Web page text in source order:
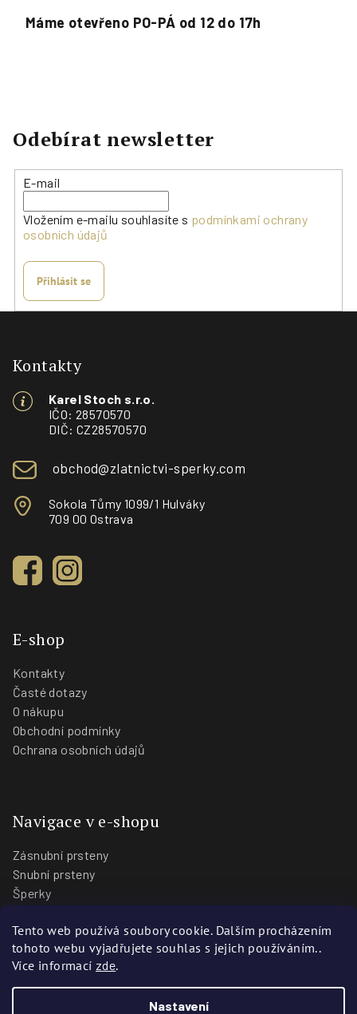
Tento web používá soubory cookie. Dalším procházením
tohoto webu vyjadřujete souhlas s jejich používáním..
Více informací zde.
Nastavení
Máme otevřeno PO-PÁ od 12 do 17h
Odebírat newsletter
E-mail
Vložením e-mailu souhlasíte s podmínkami ochrany
osobních údajů
Přihlásit se
Kontakty
Karel Stoch s.r.o.
IČO: 28570570
DIČ: CZ28570570
obchod@zlatnictvi-sperky.com
Sokola Tůmy 1099/1 Hulváky
709 00 Ostrava
E-shop
Kontakty
Časté dotazy
O nákupu
Obchodní podmínky
Ochrana osobních údajů
Navigace v e-shopu
Zásnubní prsteny
Snubní prsteny
Šperky
Blog
Prodejny